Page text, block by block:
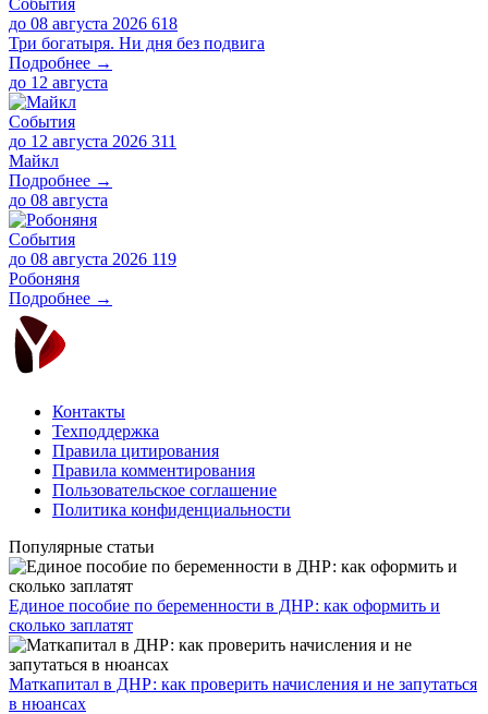
до 08 августа 2026 618
Три богатыря. Ни дня без подвига
Подробнее →
до 12 августа
События
до 12 августа 2026 311
Майкл
Подробнее →
до 08 августа
События
до 08 августа 2026 119
Робоняня
Подробнее →
Контакты
Техподдержка
Правила цитирования
Правила комментирования
Пользовательское соглашение
Политика конфиденциальности
Популярные статьи
Единое пособие по беременности в ДНР: как оформить и
сколько заплатят
​Маткапитал в ДНР: как проверить начисления и не запутаться
в нюансах